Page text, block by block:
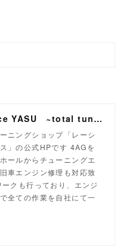
Racing Service YASU ~total tuning proshop~
ニングショップ「レーシ
」の公式HPです 4AGを
ールからチューニングエ
車エンジン修理も対応致
クも行っており、エンジ
全ての作業を自社にて一